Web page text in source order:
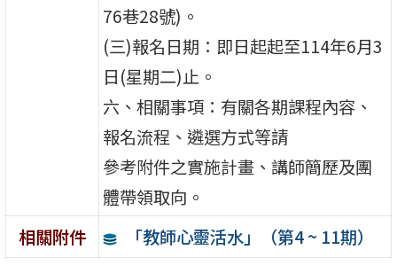
76巷28號)。
(三)報名日期：即日起起至114年6月3
日(星期二)止。
六、相關事項：有關各期課程內容、
報名流程、遴選方式等請
參考附件之實施計畫、講師簡歷及團
體帶領取向。
相關附件
「教師心靈活水」（第4 ~ 11期）